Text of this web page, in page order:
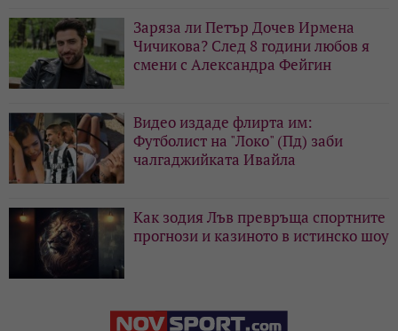
Заряза ли Петър Дочев Ирмена
Чичикова? След 8 години любов я
смени с Александра Фейгин
Видео издаде флирта им:
Футболист на "Локо" (Пд) заби
чалгаджийката Ивайла
Как зодия Лъв превръща спортните
прогнози и казиното в истинско шоу